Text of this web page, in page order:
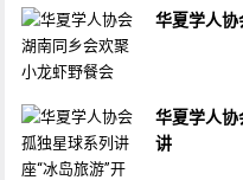
华夏学人协
华夏学人协
讲